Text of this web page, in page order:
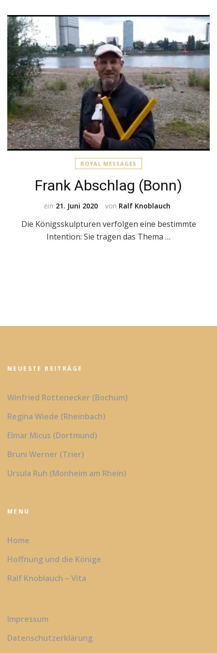
ROYAL MESSAGES
Frank Abschlag (Bonn)
von Ralf Knoblauch
ein 21. Juni 2020
Die Königsskulpturen verfolgen eine bestimmte
Intention: Sie tragen das Thema …
NEUESTE BEITRÄGE
Winfried Rottenecker (Bochum)
Regina Wiede (Rheinbach)
Elmar Micus (Dortmund)
Bruni Werner (Trier)
Ursula Ruh (Monheim am Rhein)
MENU
Home
Hoffnung und die Könige
Ralf Knoblauch – Vita
Impressum
Datenschutzerklärung